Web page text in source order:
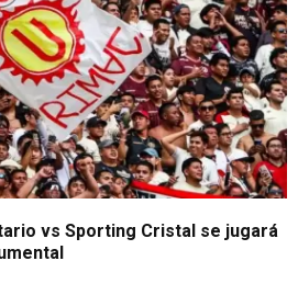
vs Sporting Cristal se jugará